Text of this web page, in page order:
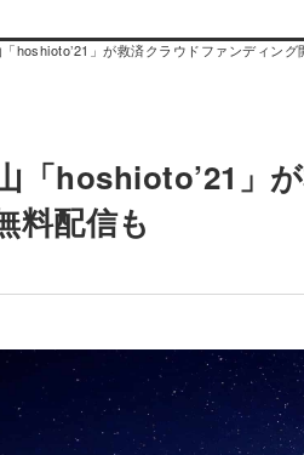
hoshioto’21」が救済クラウドファンディン
「hoshioto’21」
料配信も